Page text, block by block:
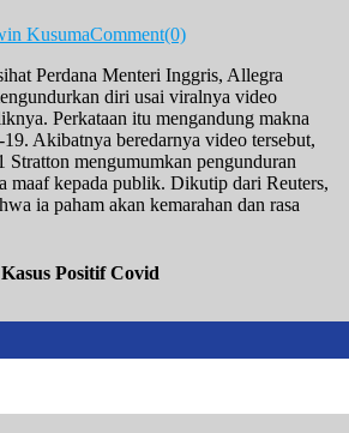
KusumaComment(0)
Perdana Menteri Inggris, Allegra
diri usai viralnya video
Perkataan itu mengandung makna
Akibatnya beredarnya video tersebut,
Stratton mengumumkan pengunduran
maaf kepada publik. Dikutip dari Reuters,
ia paham akan kemarahan dan rasa
Kasus Positif Covid